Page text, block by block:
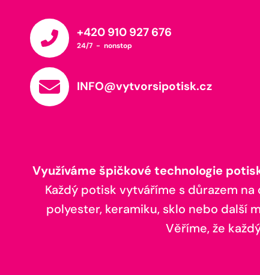
+420 910 927 676
24/7 - nonstop
INFO@vytvorsipotisk.cz
Využíváme špičkové technologie
Každý potisk vytváříme s důrazem
polyester, keramiku, sklo nebo další
Věříme, že